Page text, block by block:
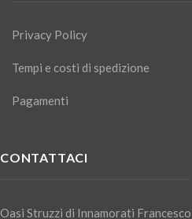
Privacy Policy
Tempi e costi di spedizione
Pagamenti
CONTATTACI
Oasi Struzzi di Innamorati Francesco